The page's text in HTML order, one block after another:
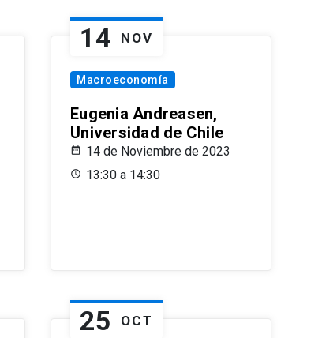
14 NOV
Macroeconomía
Eugenia Andreasen,
Universidad de Chile
14 de Noviembre de 2023
13:30 a 14:30
25 OCT